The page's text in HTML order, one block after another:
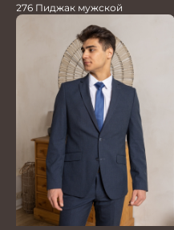
276 Пиджак мужской